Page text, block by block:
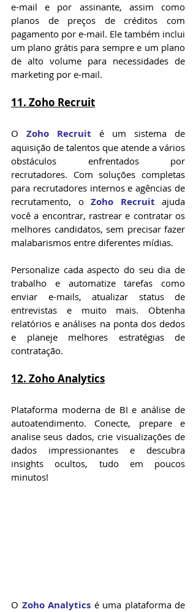
e-mail e por assinante, assim como
planos de preços de créditos com
pagamento por e-mail. Ele também inclui
um plano grátis para sempre e um plano
de alto volume para necessidades de
marketing por e-mail.
11. Zoho Recruit
O Zoho Recruit é um sistema de
aquisição de talentos que atende a vários
obstáculos enfrentados por
recrutadores. Com soluções completas
para recrutadores internos e agências de
recrutamento, o Zoho Recruit ajuda
você a encontrar, rastrear e contratar os
melhores candidatos, sem precisar fazer
malabarismos entre diferentes mídias.
Personalize cada aspecto do seu dia de
trabalho e automatize tarefas como
enviar e-mails, atualizar status de
entrevistas e muito mais. Obtenha
relatórios e análises na ponta dos dedos
e planeje melhores estratégias de
contratação.
12. Zoho Analytics
Plataforma moderna de BI e análise de
autoatendimento. Conecte, prepare e
analise seus dados, crie visualizações de
dados impressionantes e descubra
insights ocultos, tudo em poucos
minutos!
O Zoho Analytics é uma plataforma de